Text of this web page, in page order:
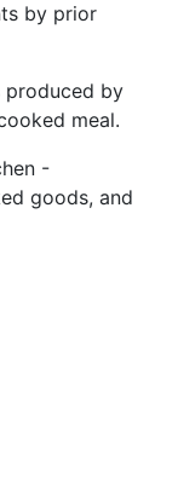
by prior
produced by
meal.
-
goods, and